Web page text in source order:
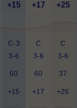
+15 +17 +25
С-З
3-6
С
3-6
С
3-6
60 60 37
+15 +17 +26